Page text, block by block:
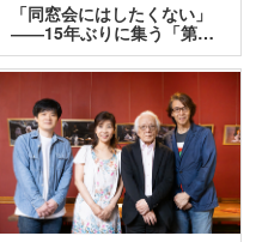
「同窓会にはしたくない」
――15年ぶりに集う「第…